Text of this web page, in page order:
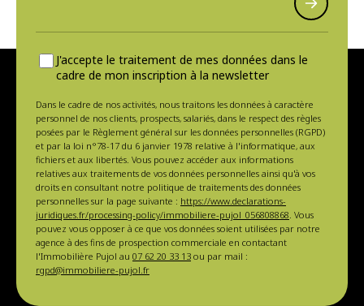
J'accepte le traitement de mes données dans le
cadre de mon inscription à la newsletter
Dans le cadre de nos activités, nous traitons les données à caractère
personnel de nos clients, prospects, salariés, dans le respect des règles
posées par le Règlement général sur les données personnelles (RGPD)
et par la loi n°78-17 du 6 janvier 1978 relative à l'informatique, aux
fichiers et aux libertés. Vous pouvez accéder aux informations
relatives aux traitements de vos données personnelles ainsi qu'à vos
droits en consultant notre politique de traitements des données
personnelles sur la page suivante : https://www.declarations-
juridiques.fr/processing-policy/immobiliere-pujol_056808868. Vous
pouvez vous opposer à ce que vos données soient utilisées par notre
agence à des fins de prospection commerciale en contactant
l'Immobilière Pujol au 07 62 20 33 13 ou par mail :
rgpd@immobiliere-pujol.fr